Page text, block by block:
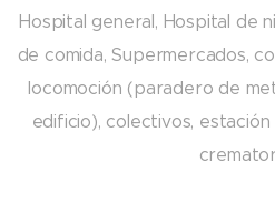
Hospital general, Hospital de
de comida, Supermercados,
locomoción (paradero de
edificio), colectivos,